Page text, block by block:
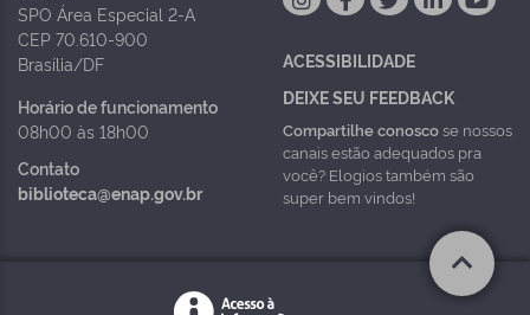
SPO Área Especial 2-A
CEP 70.610-900
Brasília/DF
Horário de funcionamento
08h00 às 18h00
Contato
biblioteca@enap.gov.br
ACESSIBILIDADE
DEIXE SEU FEEDBACK
Compartilhe conoscose nossos
canais estão adequados pra
você? Elogios também são
super bem vindos!